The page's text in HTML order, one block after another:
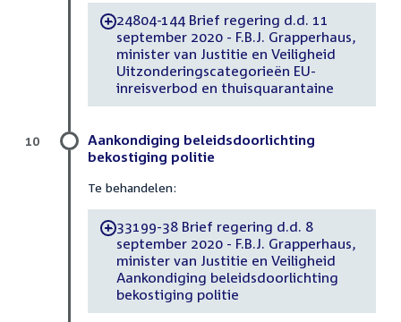
-24804-144 Brief regering d.d. 11
september 2020 - F.B.J. Grapperhaus,
minister van Justitie en Veiligheid
Uitzonderingscategorieën EU-
inreisverbod en thuisquarantaine
Aankondiging beleidsdoorlichting
bekostiging politie
Te behandelen:
-33199-38 Brief regering d.d. 8
september 2020 - F.B.J. Grapperhaus,
minister van Justitie en Veiligheid
Aankondiging beleidsdoorlichting
bekostiging politie
10